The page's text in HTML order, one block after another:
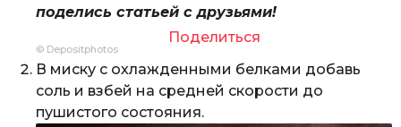
поделись статьей с друзьями!
Поделиться
© Depositphotos
В миску с охлажденными белками добавь
соль и взбей на средней скорости до
пушистого состояния.